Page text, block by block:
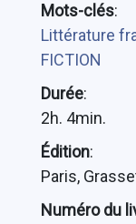
Mots-clés:
Littérature
FICTION
Durée:
2h. 4min.
Édition:
Paris,
Numéro du